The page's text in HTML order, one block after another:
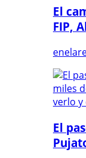
El
FIP,
El